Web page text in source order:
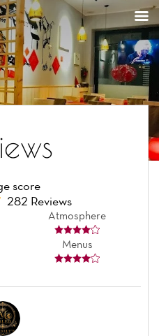
score
282 Reviews
Atmosphere
Menus